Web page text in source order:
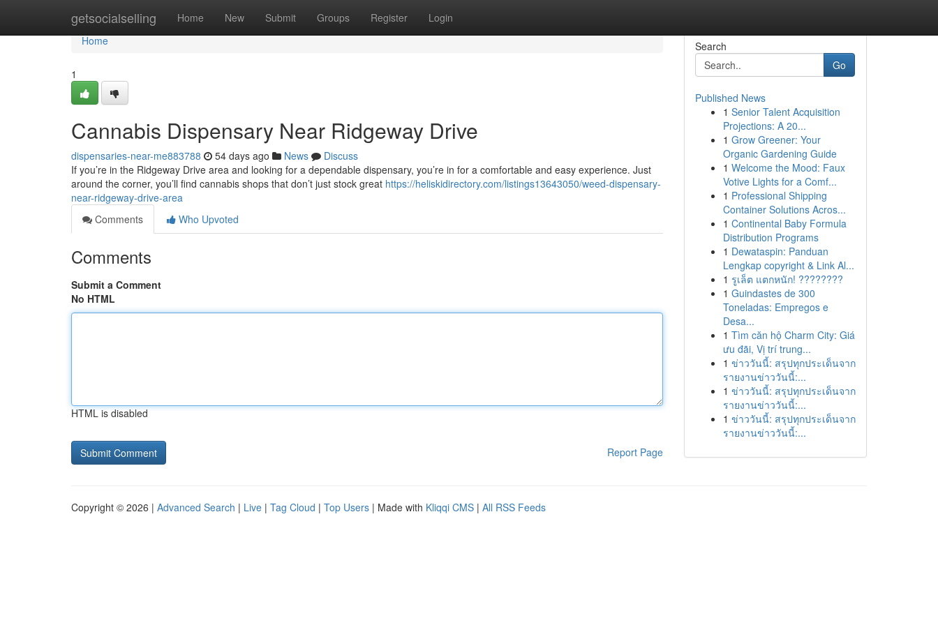
getsocialselling Home New Submit Groups Register Login
Home
Home
1
Cannabis Dispensary Near Ridgeway Drive
dispensaries-near-me883788 54 days ago News
Discuss
If you’re in the Ridgeway Drive area and looking for a dependable dispensary, you’re in for a comfortable and easy experience. Just
around the corner, you’ll find cannabis shops that don’t just stock great https://heliskidirectory.com/listings13643050/weed-dispensary-
near-ridgeway-drive-area
Comments
Who Upvoted
Comments
Submit a Comment
No HTML
HTML is disabled
Report Page
Search
Go
Published News
1 Senior Talent Acquisition
Projections: A 20...
1 Grow Greener: Your
Organic Gardening Guide
1 Welcome the Mood: Faux
Votive Lights for a Comf...
1 Professional Shipping
Container Solutions Acros...
1 Continental Baby Formula
Distribution Programs
1 Dewataspin: Panduan
Lengkap copyright & Link Al...
1 รูเล็ต แตกหนัก! ????????
1 Guindastes de 300
Toneladas: Empregos e
Desa...
1 Tìm căn hộ Charm City: Giá
ưu đãi, Vị trí trung...
1 ข่าววันนี้: สรุปทุกประเด็นจาก
รายงานข่าววันนี้:...
1 ข่าววันนี้: สรุปทุกประเด็นจาก
รายงานข่าววันนี้:...
1 ข่าววันนี้: สรุปทุกประเด็นจาก
รายงานข่าววันนี้:...
Copyright © 2026 | Advanced Search | Live | Tag Cloud | Top Users | Made with Kliqqi CMS | All RSS Feeds